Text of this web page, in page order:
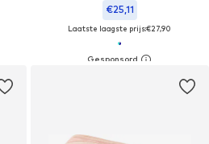
€25,11
Laatste laagste prijs:€27,90